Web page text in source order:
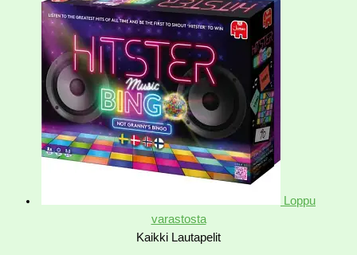
Loppu
varastosta
Kaikki Lautapelit